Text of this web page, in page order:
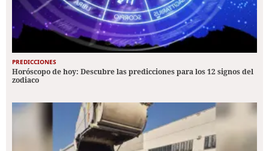
PREDICCIONES
Horóscopo de hoy: Descubre las predicciones para los 12 signos del
zodiaco